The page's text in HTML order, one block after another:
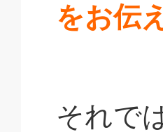
をお伝
それで